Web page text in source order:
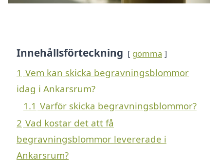
Innehållsförteckning gömma
1 Vem kan skicka begravningsblommor
idag i Ankarsrum?
1.1 Varför skicka begravningsblommor?
2 Vad kostar det att få
begravningsblommor levererade i
Ankarsrum?